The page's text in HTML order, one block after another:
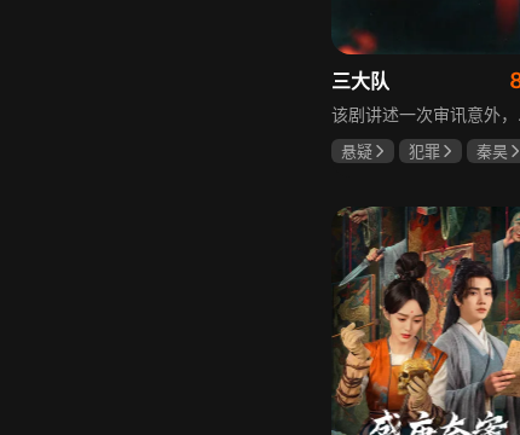
三大队
该剧讲述一次审讯意外，三大队刑警程兵入狱服刑，
悬疑 犯罪
秦昊